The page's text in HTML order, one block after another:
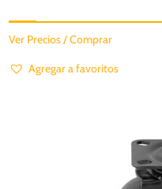
Ver Precios / Comprar
Agregar a favoritos